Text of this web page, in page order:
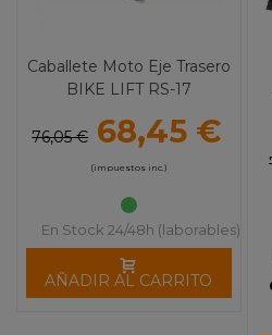
Caballete Moto Eje Trasero
BIKE LIFT RS-17
76,05 € 68,45 €
(impuestos inc.)
En Stock 24/48h (laborables)
AÑADIR AL CARRITO